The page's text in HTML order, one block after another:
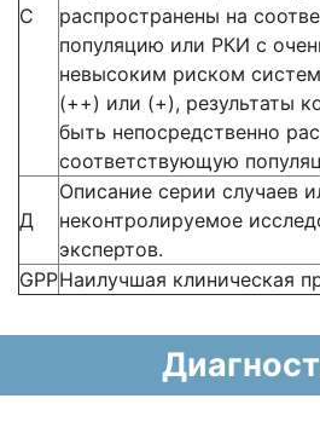
С
распространены на
популяцию или РКИ с
невысоким риском
(++) или (+), результаты
быть непосредственно
соответствующую
Д
Описание серии случаев
неконтролируемое
экспертов.
GPPНаилучшая клиническая